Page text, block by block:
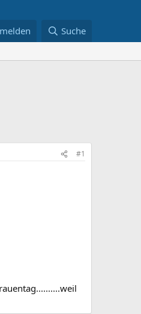
Suche
#1